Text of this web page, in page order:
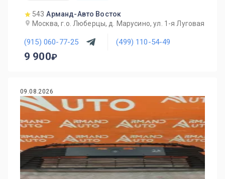
543 Арманд-Авто Восток
Москва, г.о. Люберцы, д. Марусино, ул. 1-я Луговая
(915) 060-77-25 (499) 110-54-49
9 900
09.08.2026